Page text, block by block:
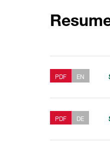
PDF EN
PDF DE